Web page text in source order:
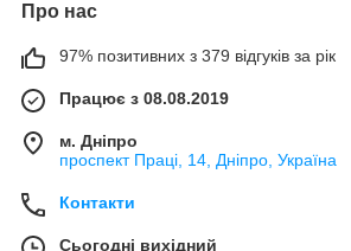
Про нас
97% позитивних з 379 відгуків за рік
Працює з 08.08.2019
м. Дніпро
проспект Праці, 14, Дніпро, Україна
Контакти
Сьогодні вихідний